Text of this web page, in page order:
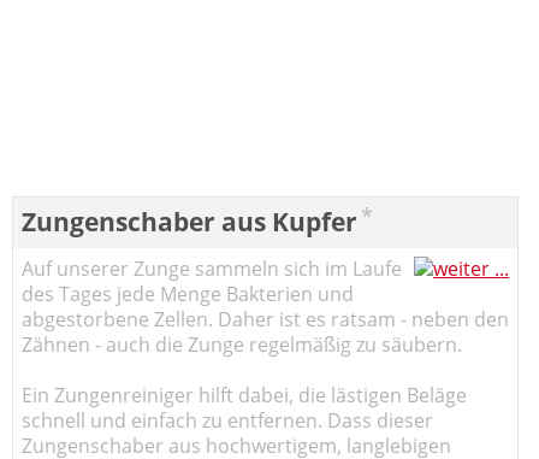
Zungenschaber aus Kupfer *
Auf unserer Zunge sammeln sich im Laufe
des Tages jede Menge Bakterien und
abgestorbene Zellen. Daher ist es ratsam - neben den
Zähnen - auch die Zunge regelmäßig zu säubern.
Ein Zungenreiniger hilft dabei, die lästigen Beläge
schnell und einfach zu entfernen. Dass dieser
Zungenschaber aus hochwertigem, langlebigen